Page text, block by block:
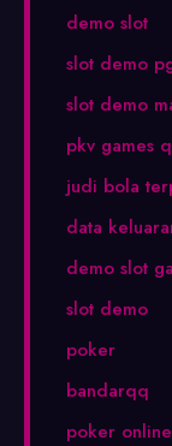
demo slot
slot demo
slot demo
pkv games
judi bola
data
demo slot
slot demo
poker
bandarqq
poker online